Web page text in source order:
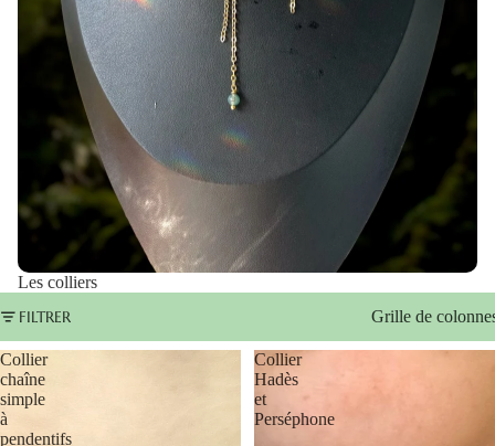
Les colliers
FILTRER Grille de
Collier
chaîne
simple
à
pendentifs
Collier
Hadès
et
Perséphone